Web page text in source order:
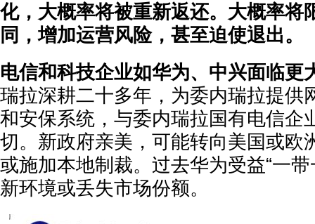
化，大概率将被重新返还。大概率将
同，增加运营风险，甚至迫使退出。
电信和科技企业如华为、中兴面临更
瑞拉深耕二十多年，为委内瑞拉提供
和安保系统，与委内瑞拉国有电信企
切。新政府亲美，可能转向美国或欧
或施加本地制裁。过去华为受益“一
新环境或丢失市场份额。